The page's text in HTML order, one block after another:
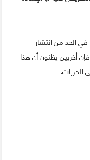
الحد من انتشار
أخريين يظنون أن هذا
الحريات.